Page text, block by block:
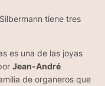
tiene tres
es una de las joyas
Jean-André
de organeros que